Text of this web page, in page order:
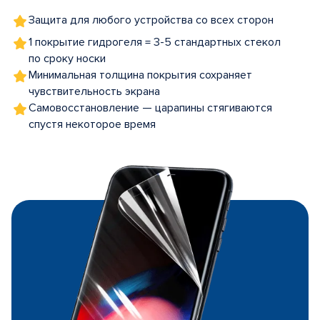
Защита для любого устройства со всех сторон
1 покрытие гидрогеля = 3-5 стандартных стекол
по сроку носки
Минимальная толщина покрытия сохраняет
чувствительность экрана
Самовосстановление — царапины стягиваются
спустя некоторое время